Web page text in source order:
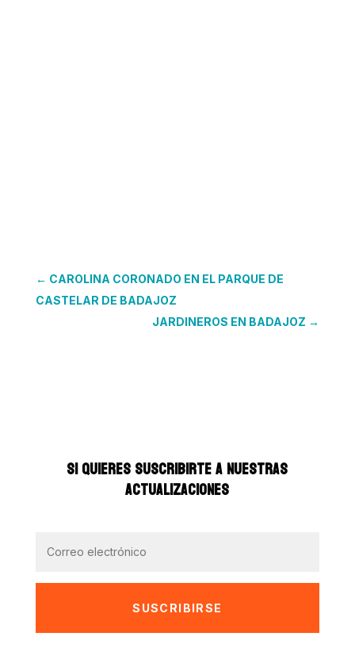
← CAROLINA CORONADO EN EL PARQUE DE
CASTELAR DE BADAJOZ
JARDINEROS EN BADAJOZ →
SI QUIERES SUSCRIBIRTE A NUESTRAS
ACTUALIZACIONES
SUSCRIBIRSE